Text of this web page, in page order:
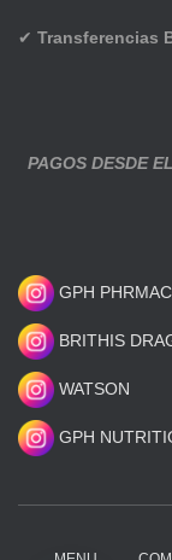
✔ Transferencias
PAGOS DESDE
GPH
BRITHIS
WATSON
GPH